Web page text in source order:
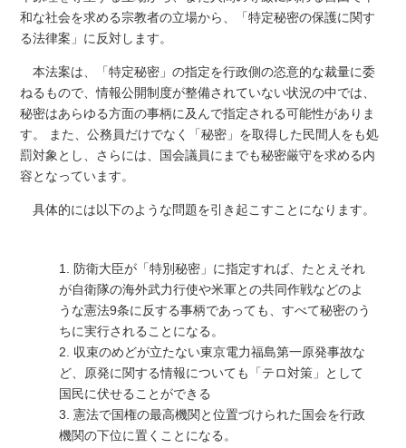
和な社会を求める宗教者の立場から、「特定秘密の保護に関す
る法律案」に反対します。
本法案は、「特定秘密」の指定を行政側の恣意的な裁量に委
ねるもので、情報公開制度が整備されていない状況の中では、
秘密はあらゆる方面の事柄に及んで指定される可能性がありま
す。 また、公務員だけでなく「秘密」を取得した民間人をも処
罰対象とし、さらには、国会議員にまでも秘密厳守を求める内
容となっています。
具体的には以下のような問題を引き起こすことになります。
1. 防衛大臣が「特別秘密」に指定すれば、たとえそれ
が自衛隊の海外武力行使や米軍との共同作戦などのよ
うな憲法9条に反する事柄であっても、すべて秘密のう
ちに実行されることになる。
2. 収束のめどが立たない東京電力福島第一原発事故な
ど、原発に関する情報についても「テロ対策」として
国民に伏せることができる
3. 憲法で国権の最高機関と位置づけられた国会を行政
機関の下位に置くことになる。